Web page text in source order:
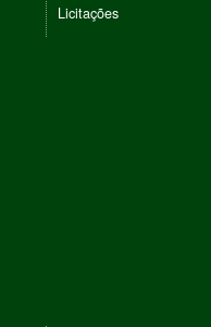
Licitações